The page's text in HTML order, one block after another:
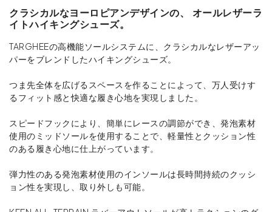
クラシカルなヨーロピアンデザインの、 オールレザーラ
イトハイキングシューズ。
TARGHEEの高機能ソールシステムに、クラシカルなレザーアッ
パーをブレンドしたハイキングシューズ。
つま先全体を広げるスペースを作ることによって、万人受けす
るフィット感と快適な履き心地を実現しました。
スピードフックにより、簡単にレースの調節ができ、発泡素材
使用のミッドソールを使用することで、軽量性とクッション性
のある履き心地に仕上がっています。
弾力性のある発泡素材使用のインソールは長時間持続のクッシ
ョン性を実現し、取り外しも可能。